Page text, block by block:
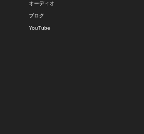
オーディオ
ブログ
YouTube